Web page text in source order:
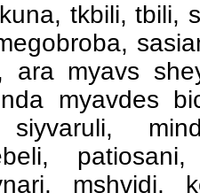
tkbili, tbili,
ara myavs
myavdes
siyvaruli,
mshvidi,